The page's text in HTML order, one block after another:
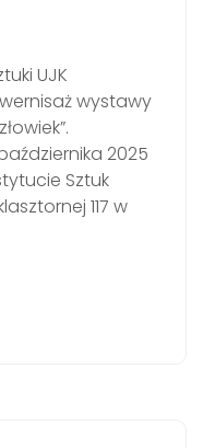
UJK
wystawy
2025
Sztuk
117 w